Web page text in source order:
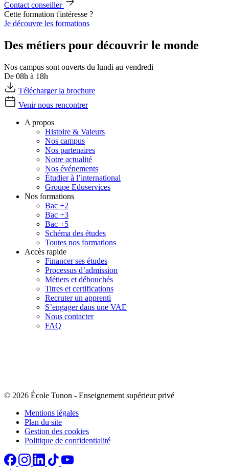
Contact conseiller
Cette formation t'intéresse ?
Je découvre les formations
Des métiers pour découvrir le monde
Nos campus sont ouverts du lundi au vendredi
De 08h à 18h
Télécharger la brochure
Venir nous rencontrer
A propos
Histoire & Valeurs
Nos campus
Nos partenaires
Notre actualité
Nos événements
Étudier à l’international
Groupe Eduservices
Nos formations
Bac +2
Bac +3
Bac +5
Schéma des études
Toutes nos formations
Accès rapide
Financer ses études
Processus d’admission
Métiers et débouchés
Titres et certifications
Recruter un apprenti
S’engager dans une VAE
Nous contacter
FAQ
© 2026 École Tunon - Enseignement supérieur privé
Mentions légales
Plan du site
Gestion des cookies
Politique de confidentialité